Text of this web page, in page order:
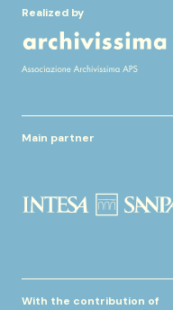
Realized by
Main partner
With the contribution of